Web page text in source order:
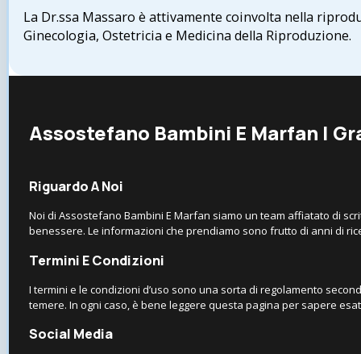
La Dr.ssa Massaro è attivamente coinvolta nella
Ginecologia, Ostetricia e Medicina della Riproduzione.
Assostefano Bambini E Marfan |
Riguardo A Noi
Noi di Assostefano Bambini E Marfan siamo un team affiatato di
benessere. Le informazioni che prendiamo sono frutto di anni di
Termini E Condizioni
I termini e le condizioni d’uso sono una sorta di regolamento
temere. In ogni caso, è bene leggere questa pagina per sapere
Social Media